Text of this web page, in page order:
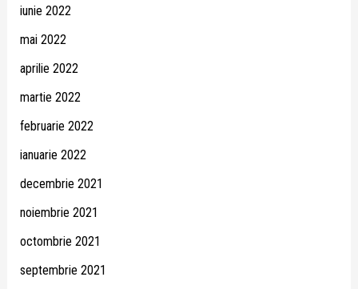
iunie 2022
mai 2022
aprilie 2022
martie 2022
februarie 2022
ianuarie 2022
decembrie 2021
noiembrie 2021
octombrie 2021
septembrie 2021